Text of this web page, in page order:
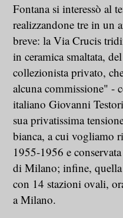
Fontana si interessò al
realizzandone tre in un
breve: la Via Crucis
in ceramica smaltata,
collezionista privato,
alcuna commissione" -
italiano Giovanni
sua privatissima
bianca, a cui vogliamo
1955-1956 e
di Milano; infine,
con 14 stazioni ovali,
a Milano.